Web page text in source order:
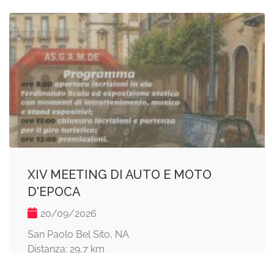
XIV MEETING DI AUTO E MOTO
D'EPOCA
20/09/2026
San Paolo Bel Sito, NA
Distanza: 29,7 km